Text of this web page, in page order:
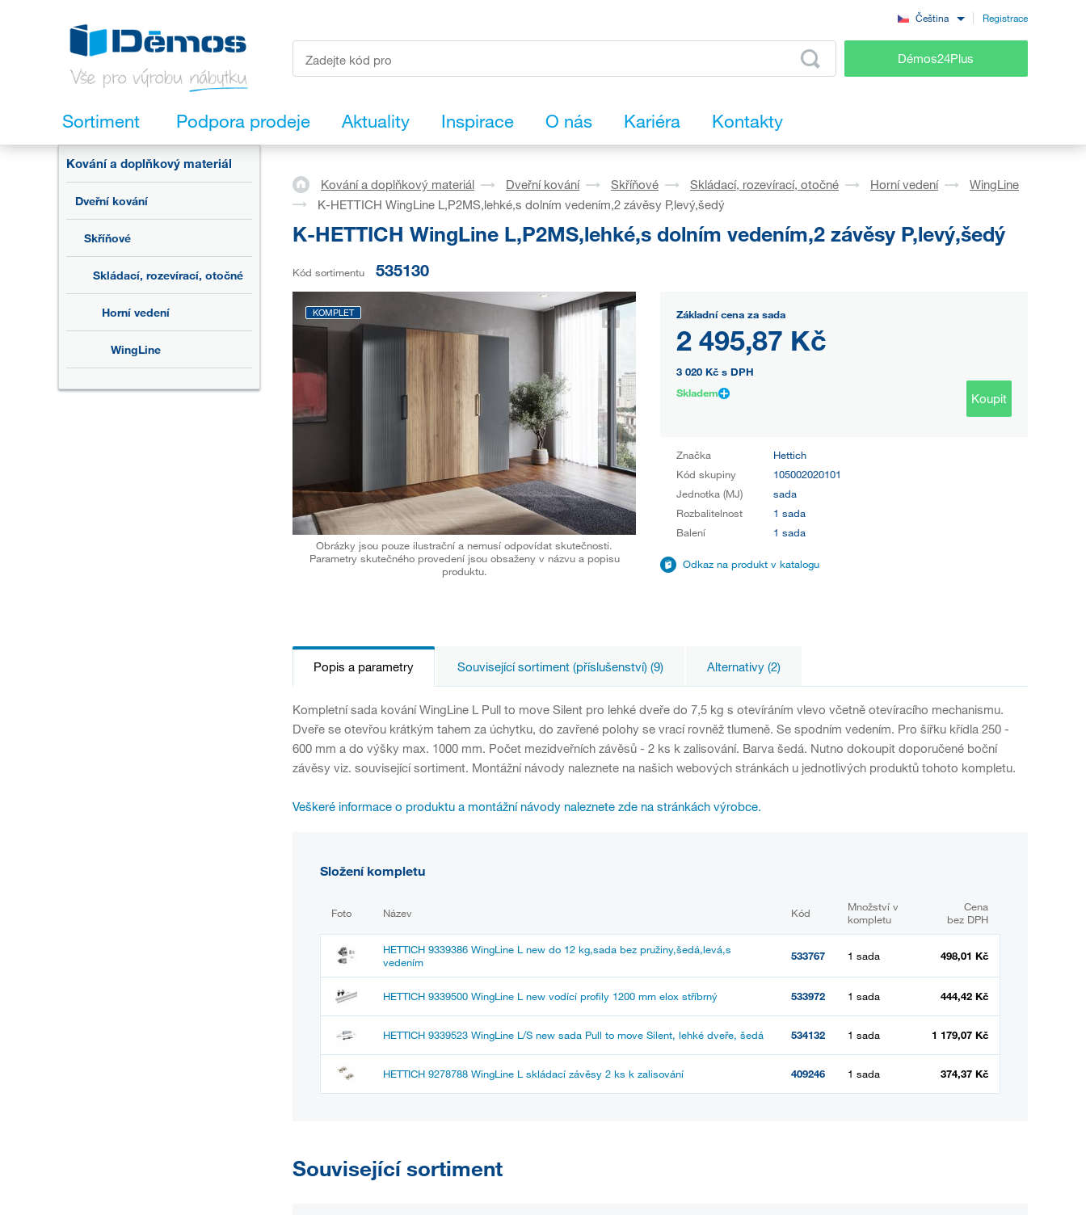
Čeština Registrace
Démos24Plus
Sortiment Podpora prodeje Aktuality Inspirace O nás Kariéra Kontakty
Kování a doplňkový materiál
Dveřní kování
Skříňové
Skládací, rozevírací, otočné
Horní vedení
WingLine
Kování a doplňkový materiál Dveřní kování Skříňové Skládací, rozevírací, otočné Horní vedení
WingLine
K-HETTICH WingLine L,P2MS,lehké,s dolním vedením,2 závěsy P,levý,šedý
K-HETTICH WingLine L,P2MS,lehké,s dolním vedením,2 závěsy P,levý,šedý
Kód sortimentu 535130
KOMPLET
Obrázky jsou pouze ilustrační a nemusí odpovídat skutečnosti.
Parametry skutečného provedení jsou obsaženy v názvu a popisu
produktu.
Základní cena za sada
2 495,87 Kč
3 020 Kč s DPH
Skladem
Koupit
Značka
Hettich
Kód skupiny
105002020101
Jednotka (MJ)
sada
Rozbalitelnost
1 sada
Balení
1 sada
Odkaz na produkt v katalogu
Popis a parametry Související sortiment (příslušenství) (9) Alternativy (2)
Kompletní sada kování WingLine L Pull to move Silent pro lehké dveře do 7,5 kg s otevíráním vlevo včetně otevíracího mechanismu.
Dveře se otevřou krátkým tahem za úchytku, do zavřené polohy se vrací rovněž tlumeně. Se spodním vedením. Pro šířku křídla 250 -
600 mm a do výšky max. 1000 mm. Počet mezidveřních závěsů - 2 ks k zalisování. Barva šedá. Nutno dokoupit doporučené boční
závěsy viz. související sortiment. Montážní návody naleznete na našich webových stránkách u jednotlivých produktů tohoto kompletu.
Veškeré informace o produktu a montážní návody naleznete zde na stránkách výrobce.
Složení kompletu
Foto Název Kód
Množství v
kompletu
Cena
bez DPH
HETTICH 9339386 WingLine L new do 12 kg,sada bez pružiny,šedá,levá,s
vedením
533767 1 sada 498,01 Kč
HETTICH 9339500 WingLine L new vodící profily 1200 mm elox stříbrný 533972 1 sada 444,42 Kč
HETTICH 9339523 WingLine L/S new sada Pull to move Silent, lehké dveře, šedá 534132 1 sada 1 179,07 Kč
HETTICH 9278788 WingLine L skládací závěsy 2 ks k zalisování 409246 1 sada 374,37 Kč
Související sortiment